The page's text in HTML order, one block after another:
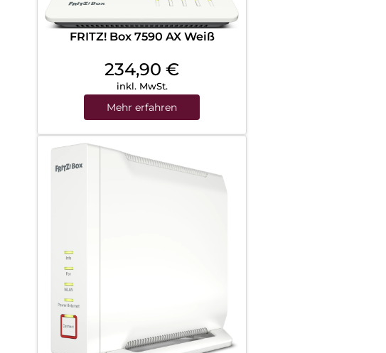
FRITZ! Box 7590 AX Weiß
234,90 €
inkl. MwSt.
Mehr erfahren